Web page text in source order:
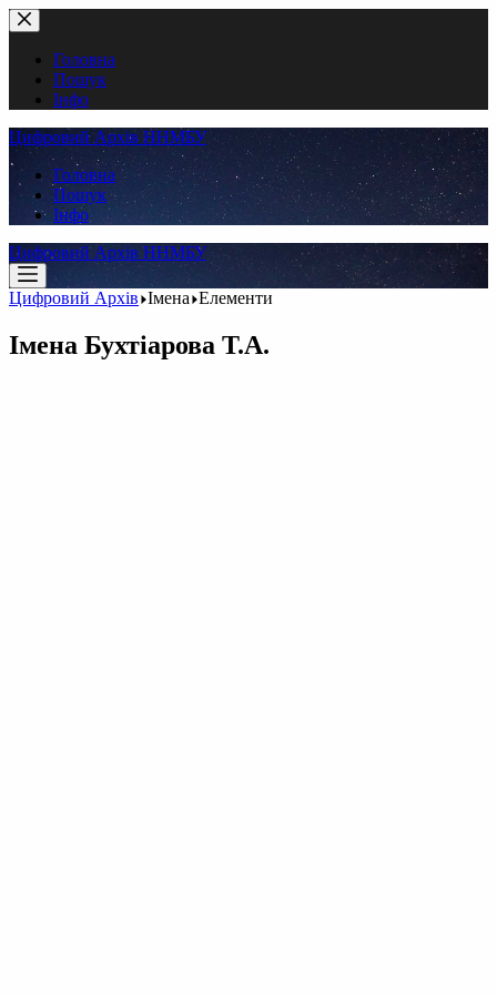
Перейти
до
вмістуГоловна
Пошук
Інфо
Цифровий Архів ННМБУ
Головна
Пошук
Інфо
Цифровий Архів ННМБУ
Цифровий Архів Імена Елементи
Імена Бухтіарова Т.А.